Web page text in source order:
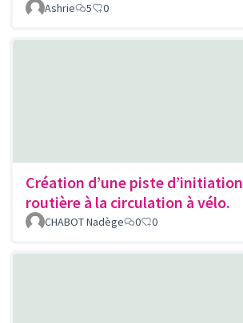
Ashrie 5 0
Création d’une piste d’initiation
routière à la circulation à vélo.
CHABOT Nadège 0 0